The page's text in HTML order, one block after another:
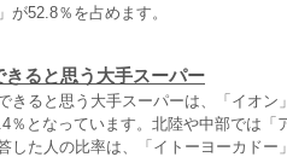
が52.8％を占めます。
きると思う大手スーパー
きると思う大手スーパーは、「イオ
％となっています。北陸や中部では
した人の比率は、「イトーヨーカド